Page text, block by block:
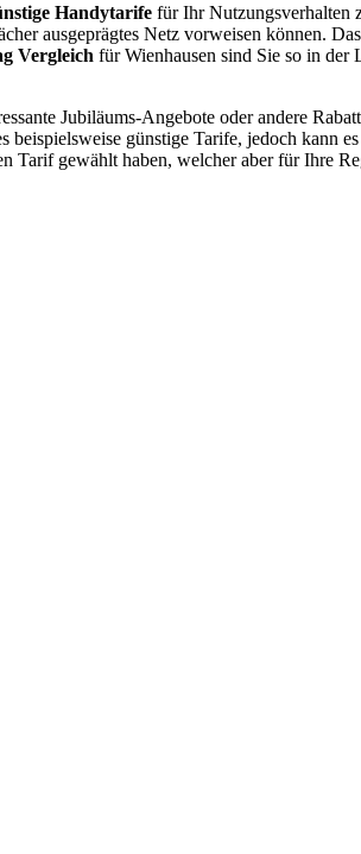
Handytarife für Ihr Nutzungsverhalten
ausgeprägtes Netz vorweisen können.
Vergleich für Wienhausen sind Sie so in der
Jubiläums-Angebote oder andere
günstige Tarife, jedoch kann
Tarif gewählt haben, welcher aber für Ihre